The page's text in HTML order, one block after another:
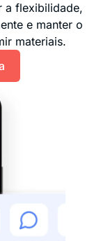
a flexibilidade,
e manter o
materiais.